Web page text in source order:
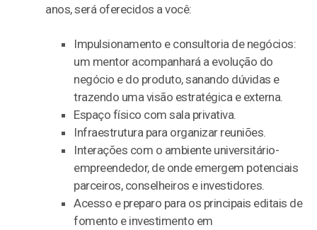
anos, será oferecidos a você:
Impulsionamento e consultoria de negócios:
um mentor acompanhará a evolução do
negócio e do produto, sanando dúvidas e
trazendo uma visão estratégica e externa.
Espaço físico com sala privativa.
Infraestrutura para organizar reuniões.
Interações com o ambiente universitário-
empreendedor, de onde emergem potenciais
parceiros, conselheiros e investidores.
Acesso e preparo para os principais editais de
fomento e investimento em